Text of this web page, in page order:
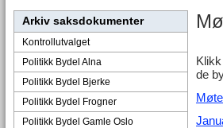
Arkiv saksdokumenter
Kontrollutvalget
Politikk Bydel Alna
Politikk Bydel Bjerke
Politikk Bydel Frogner
Politikk Bydel Gamle Oslo
de